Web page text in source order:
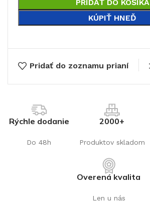
PRIDAŤ DO KOŠÍKA
KÚPIŤ HNEĎ
Pridať do zoznamu prianí
Rýchle dodanie
Do 48h
2000+
Produktov skladom
Overená kvalita
Len u nás